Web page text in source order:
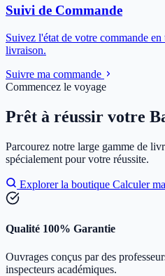
Suivi de Commande
Suivez l'état de votre commande
livraison.
Suivre ma commande
Commencez le voyage
Prêt à réussir votre
Parcourez notre large gamme de
spécialement pour votre réussite.
Explorer la boutique Calculer
Qualité 100% Garantie
Ouvrages conçus par des
inspecteurs académiques.